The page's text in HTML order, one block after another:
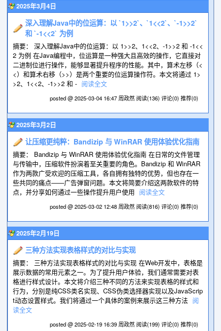
2025年3月4日
深入理解Java中的位运算：以 `1>>2`、`1<<2`、`-1>>2`
和 `-1<<2` 为例
摘要： 深入理解Java中的位运算：以 1>>2、1<<2、-1>>2 和 -1<<
2 为例 在Java编程中，位运算是一种强大且高效的操作，它直接对
二进制位进行操作，能够显著提升程序的性能。其中，算术左移（<
<）和算术右移（>>）是两个重要的位运算操作符。本文将通过 1>
>2、1<<2、-1>>2 和 - 阅读全文
posted @ 2025-03-04 16:47 周政然 阅读(136) 评论(0) 推荐(0)
2025年3月2日
让压缩更纯粹：Bandizip 与 WinRAR 使用体验优化指南
摘要： Bandizip 与 WinRAR 使用体验优化指南 在日常的文件管理
与传输中，压缩软件扮演着至关重要的角色。Bandizip 和 WinRAR
作为两款广受欢迎的压缩工具，各自拥有独特的优势，但也存在一
些共同的痛点——广告弹窗问题。本文将简要介绍这两款软件的特
点，并分享如何通过一些操作提升用户使用 阅读全文
posted @ 2025-03-02 12:48 周政然 阅读(816) 评论(0) 推荐(0)
2025年2月19日
三种方法实现表格样式的对比与实现
摘要： 三种方法实现表格样式的对比与实现 在Web开发中，表格是
展示数据的常用元素之一。为了提升用户体验，我们通常需要对表
格进行样式设计。本文将介绍三种不同的方法来实现表格的样式和
行为，分别是纯CSS类名实现、CSS伪类选择器实现以及JavaScrip
t动态设置样式。我们将通过一个具体的案例来展示这三种方法 阅
读全文
posted @ 2025-02-19 16:39 周政然 阅读(199) 评论(0) 推荐(0)